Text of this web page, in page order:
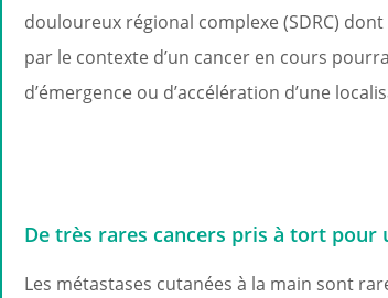
douloureux régional complexe (SDRC)
par le contexte d’un cancer en cours
d’émergence ou d’accélération d’une
De très rares cancers pris à tort pour
Les métastases cutanées à la main sont